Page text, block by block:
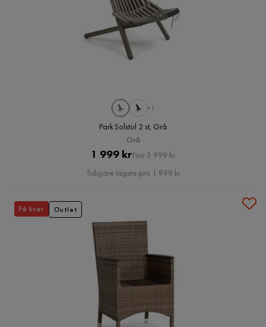
+1
Park Solstol 2 st, Grå
Grå
Pris
1 999 krOriginal
Pris
Förr 3 999 kr
Tidigare lägsta pris 1 999 kr
Få kvar Outlet